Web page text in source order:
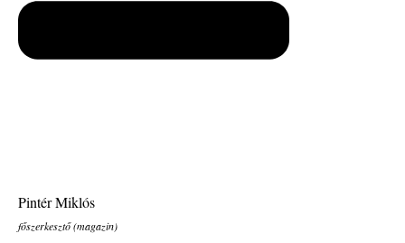
Pintér Miklós
főszerkesztő (magazin)